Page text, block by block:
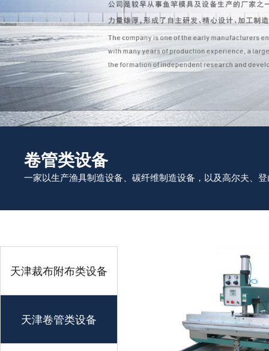
卷管类设备
一家以生产渔具制造设备、碳纤维制造设备，以及高尔夫、
天津裁布附布类设备
天津卷管类设备